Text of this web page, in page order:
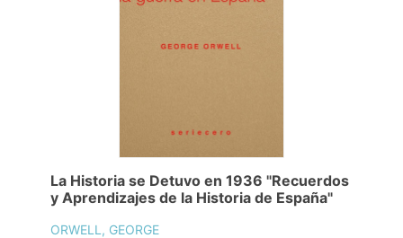
La Historia se Detuvo en 1936 "Recuerdos
y Aprendizajes de la Historia de España"
ORWELL, GEORGE